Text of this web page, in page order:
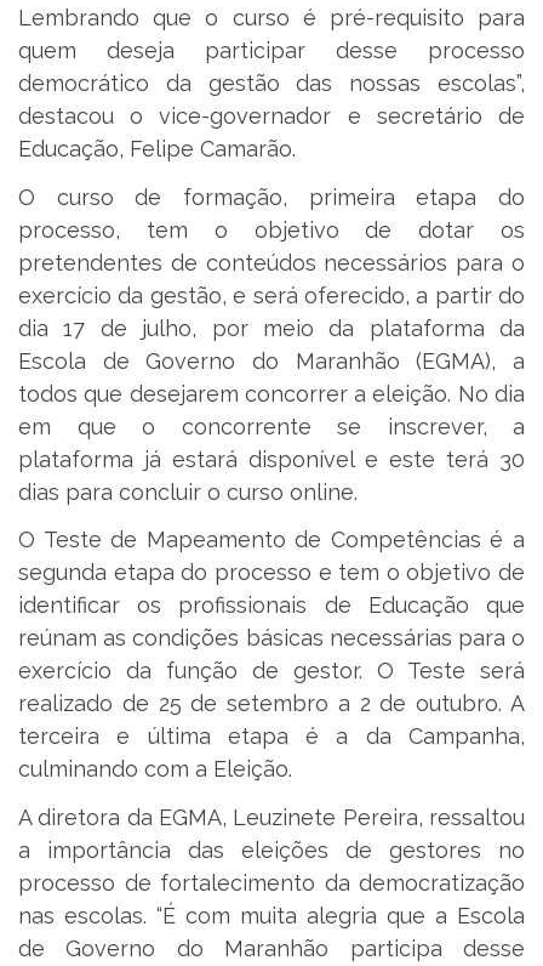
Lembrando que o curso é pré-requisito para
quem deseja participar desse processo
democrático da gestão das nossas escolas”,
destacou o vice-governador e secretário de
Educação, Felipe Camarão.
O curso de formação, primeira etapa do
processo, tem o objetivo de dotar os
pretendentes de conteúdos necessários para o
exercício da gestão, e será oferecido, a partir do
dia 17 de julho, por meio da plataforma da
Escola de Governo do Maranhão (EGMA), a
todos que desejarem concorrer a eleição. No dia
em que o concorrente se inscrever, a
plataforma já estará disponível e este terá 30
dias para concluir o curso online.
O Teste de Mapeamento de Competências é a
segunda etapa do processo e tem o objetivo de
identificar os profissionais de Educação que
reúnam as condições básicas necessárias para o
exercício da função de gestor. O Teste será
realizado de 25 de setembro a 2 de outubro. A
terceira e última etapa é a da Campanha,
culminando com a Eleição.
A diretora da EGMA, Leuzinete Pereira, ressaltou
a importância das eleições de gestores no
processo de fortalecimento da democratização
nas escolas. “É com muita alegria que a Escola
de Governo do Maranhão participa desse